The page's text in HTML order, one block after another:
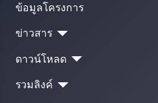
ข้อมูลโครงการ
ข่าวสาร
ดาวน์โหลด
รวมลิงค์